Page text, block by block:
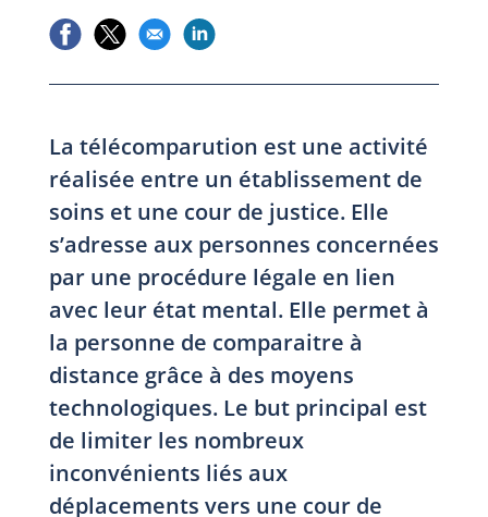
La télécomparution est une activité
réalisée entre un établissement de
soins et une cour de justice. Elle
s’adresse aux personnes concernées
par une procédure légale en lien
avec leur état mental. Elle permet à
la personne de comparaitre à
distance grâce à des moyens
technologiques. Le but principal est
de limiter les nombreux
inconvénients liés aux
déplacements vers une cour de